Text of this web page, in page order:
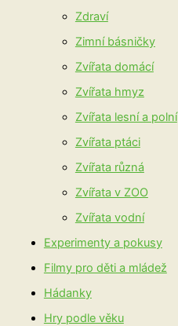
Zdraví
Zimní básničky
Zvířata domácí
Zvířata hmyz
Zvířata lesní a polní
Zvířata ptáci
Zvířata různá
Zvířata v ZOO
Zvířata vodní
Experimenty a pokusy
Filmy pro děti a mládež
Hádanky
Hry podle věku